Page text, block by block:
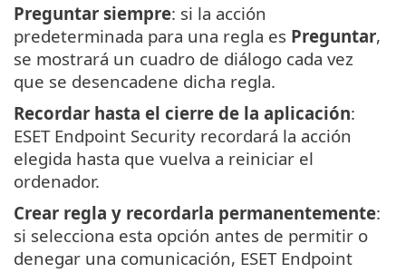
Preguntar siempre: si la acción
predeterminada para una regla es Preguntar,
se mostrará un cuadro de diálogo cada vez
que se desencadene dicha regla.
Recordar hasta el cierre de la aplicación:
ESET Endpoint Security recordará la acción
elegida hasta que vuelva a reiniciar el
ordenador.
Crear regla y recordarla permanentemente:
si selecciona esta opción antes de permitir o
denegar una comunicación, ESET Endpoint